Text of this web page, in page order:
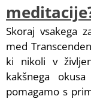
Skoraj vsakega
med
ki nikoli v
kakšnega
pomagamo s